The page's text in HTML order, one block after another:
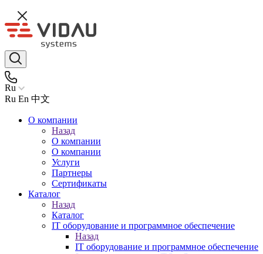
Ru
Ru En 中文
О компании
Назад
О компании
О компании
Услуги
Партнеры
Сертификаты
Каталог
Назад
Каталог
IT оборудование и программное обеспечение
Назад
IT оборудование и программное обеспечение